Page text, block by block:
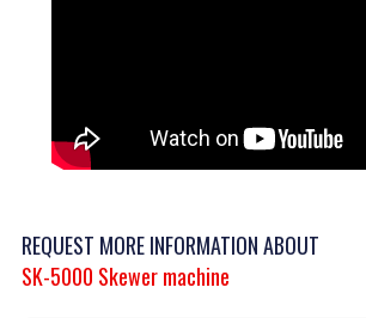
REQUEST MORE INFORMATION ABOUT
SK-5000 Skewer machine